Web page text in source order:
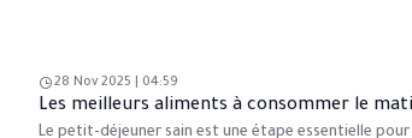
28 Nov 2025 | 04:59
Les meilleurs aliments à consommer le
Le petit-déjeuner sain est une étape essentielle